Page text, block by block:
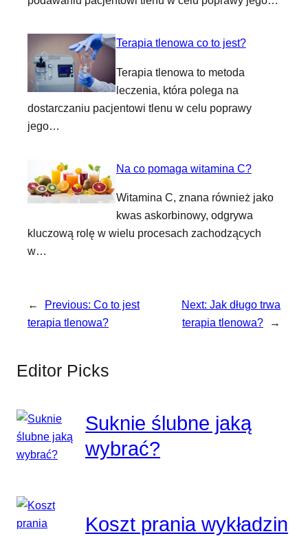
Terapia tlenowa co to jest?
Terapia tlenowa to metoda
leczenia, która polega na
dostarczaniu pacjentowi tlenu w celu poprawy
jego…
Na co pomaga witamina C?
Witamina C, znana również jako
kwas askorbinowy, odgrywa
kluczową rolę w wielu procesach zachodzących
w…
← Previous: Co to jest
terapia tlenowa?
Next: Jak długo trwa
terapia tlenowa?
→
Editor Picks
Suknie ślubne jaką
wybrać?
Koszt prania wykładzin